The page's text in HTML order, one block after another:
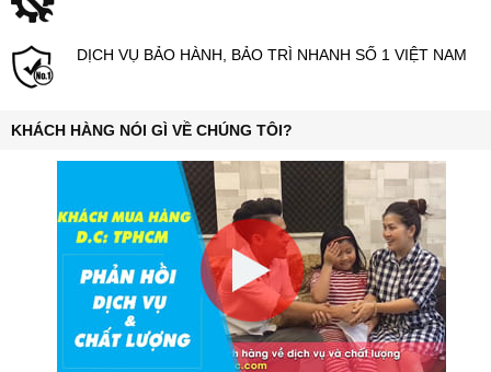
DỊCH VỤ BẢO HÀNH, BẢO TRÌ NHANH SỐ 1 VIỆT NAM
KHÁCH HÀNG NÓI GÌ VỀ CHÚNG TÔI?